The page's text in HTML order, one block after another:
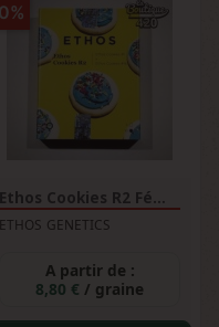
Ethos Cookies R2 Féminisée
ETHOS GENETICS
A partir de :
8,80 € / graine